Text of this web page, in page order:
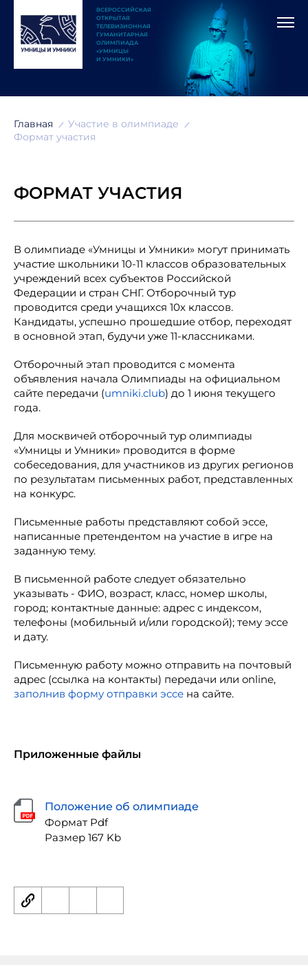
ВСЕРОССИЙСКАЯ
ОТКРЫТАЯ
ТЕЛЕВИЗИОННАЯ
ГУМАНИТАРНАЯ
ОЛИМПИАДА
«УМНИЦЫ
И УМНИКИ»
Главная
Участие в олимпиаде
Формат участия
ФОРМАТ УЧАСТИЯ
В олимпиаде «Умницы и Умники» могут принимать
участие школьники 10-11 классов образовательных
учреждений всех субъектов Российской
Федерации и стран СНГ. Отборочный тур
проводится среди учащихся 10х классов.
Кандидаты, успешно прошедшие отбор, переходят
в основной этап, будучи уже 11-классниками.
Отборочный этап проводится с момента
объявления начала Олимпиады на официальном
сайте передачи (umniki.club) до 1 июня текущего
года.
Для москвичей отборочный тур олимпиады
«Умницы и Умники» проводится в форме
собеседования, для участников из других регионов
по результатам письменных работ, представленных
на конкурс.
Письменные работы представляют собой эссе,
написанные претендентом на участие в игре на
заданную тему.
В письменной работе следует обязательно
указывать - ФИО, возраст, класс, номер школы,
город; контактные данные: адрес с индексом,
телефоны (мобильный и/или городской); тему эссе
и дату.
Письменную работу можно отправить на почтовый
адрес (ссылка на контакты) передачи или online,
заполнив форму отправки эссе на сайте.
Приложенные файлы
Положение об олимпиаде
Формат Pdf
Размер 167 Kb